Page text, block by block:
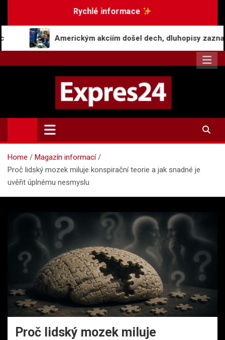
Rychlé informace
akciím došel dech, dluhopisy zaznamenaly pokles v
Expres24.cz
Rychlé zprávy po celý den
Home
Magazín informací
Proč lidský mozek miluje konspirační teorie a jak snadné je
uvěřit úplnému nesmyslu
Proč lidský mozek miluje